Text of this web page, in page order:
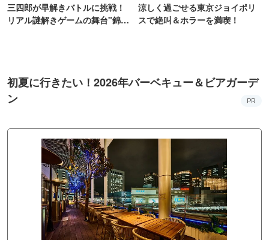
三四郎が早解きバトルに挑戦！
リアル謎解きゲームの舞台"錦糸
涼しく過ごせる東京ジョイポリ
スで絶叫＆ホラーを満喫！
初夏に行きたい！2026年バーベキュー＆ビアガーデ
ン
PR